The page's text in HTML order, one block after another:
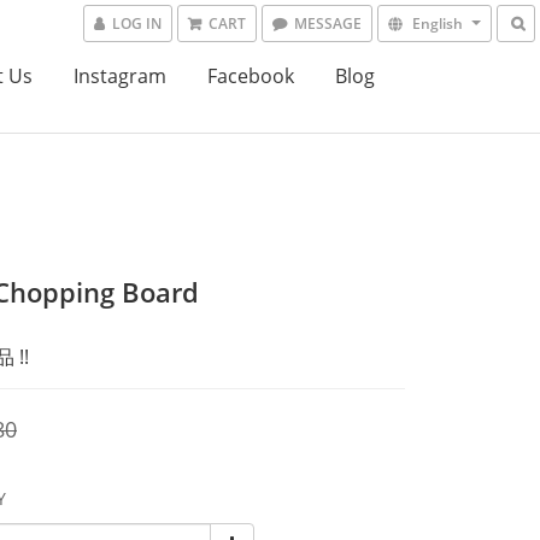
LOG IN CART MESSAGE English
Us Instagram Facebook Blog
Board
!!